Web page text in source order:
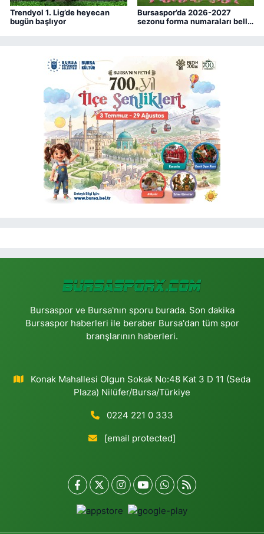
Trendyol 1. Lig’de heyecan
bugün başlıyor
Bursaspor’da 2026-2027
sezonu forma numaraları belli
Bursaspor ve Bursa'nın sporu burada. Son dakika
Bursaspor haberleri ile beraber Bursa'dan tüm spor
branşlarının haberleri.
Konak Mahallesi Olgun Sokak No:48 Kat 3 D 11 (Seda
Plaza) Nilüfer/Bursa/Türkiye
0224 221 0 333
[email protected]